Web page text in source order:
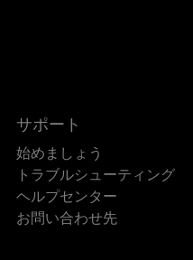
サポート
始めましょう
トラブルシューティング
ヘルプセンター
お問い合わせ先